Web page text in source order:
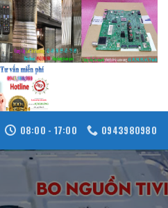
08:00 - 17:00 0943980980